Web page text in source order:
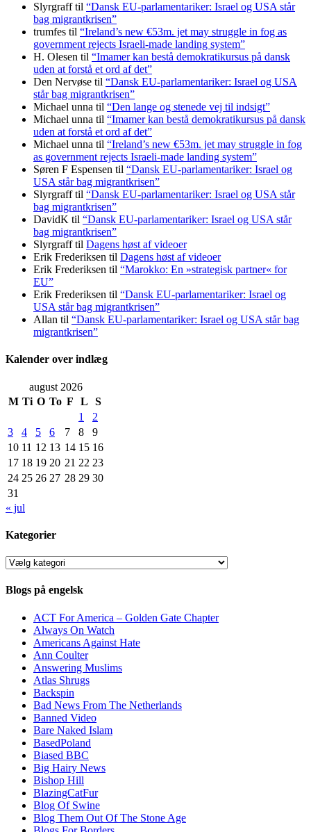
Slyrgrafftil “Dansk EU-parlamentariker: Israel og USA står
bag migrantkrisen”
trumfes til “Ireland’s new €53m. jet may struggle in fog as
government rejects Israeli-made landing system”
H. Olesen til “Imamer kan bestå demokratikursus på dansk
uden at forstå et ord af det”
Den Nervøse til “Dansk EU-parlamentariker: Israel og USA
står bag migrantkrisen”
Michael unna til “Den lange og stenede vej til indsigt”
Michael unna til “Imamer kan bestå demokratikursus på dansk
uden at forstå et ord af det”
Michael unna til “Ireland’s new €53m. jet may struggle in fog
as government rejects Israeli-made landing system”
Søren F Espensen til “Dansk EU-parlamentariker: Israel og
USA står bag migrantkrisen”
Slyrgrafftil “Dansk EU-parlamentariker: Israel og USA står
bag migrantkrisen”
DavidK til “Dansk EU-parlamentariker: Israel og USA står
bag migrantkrisen”
Slyrgrafftil Dagens høst af videoer
Erik Frederiksen til Dagens høst af videoer
Erik Frederiksen til “Marokko: En »strategisk partner« for
EU”
Erik Frederiksen til “Dansk EU-parlamentariker: Israel og
USA står bag migrantkrisen”
Allan til “Dansk EU-parlamentariker: Israel og USA står bag
migrantkrisen”
Kalender over indlæg
august 2026
M Ti O To F L
S
1
2
3
4 5 6 7 8
9
10 11 12 13 14 15 16
17 18 19 20 21 22 23
24 25 26 27 28 29 30
31
« jul
Kategorier
Kategorier
Blogs på engelsk
ACT For America – Golden Gate Chapter
Always On Watch
Americans Against Hate
Ann Coulter
Answering Muslims
Atlas Shrugs
Backspin
Bad News From The Netherlands
Banned Video
Bare Naked Islam
BasedPoland
Biased BBC
Big Hairy News
Bishop Hill
BlazingCatFur
Blog Of Swine
Blog Them Out Of The Stone Age